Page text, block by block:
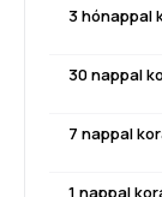
3 hónappal
30 nappal
7 nappal
1 nappal